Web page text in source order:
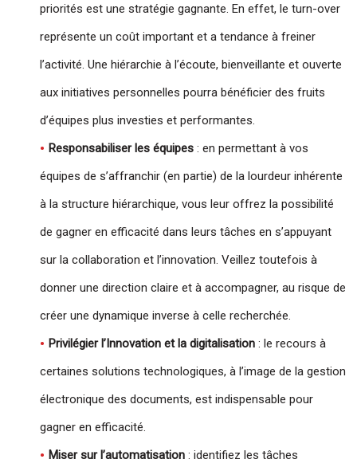
priorités est une stratégie gagnante. En effet, le turn-over
représente un coût important et a tendance à freiner
l’activité. Une hiérarchie à l’écoute, bienveillante et ouverte
aux initiatives personnelles pourra bénéficier des fruits
d’équipes plus investies et performantes.
Responsabiliser les équipes : en permettant à vos
équipes de s’affranchir (en partie) de la lourdeur inhérente
à la structure hiérarchique, vous leur offrez la possibilité
de gagner en efficacité dans leurs tâches en s’appuyant
sur la collaboration et l’innovation. Veillez toutefois à
donner une direction claire et à accompagner, au risque de
créer une dynamique inverse à celle recherchée.
Privilégier l’Innovation et la digitalisation : le recours à
certaines solutions technologiques, à l’image de la gestion
électronique des documents, est indispensable pour
gagner en efficacité.
Miser sur l’automatisation : identifiez les tâches